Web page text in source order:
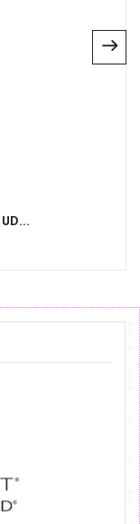
PINCEAU MAQUILLAGE POUDRE PLAT N119